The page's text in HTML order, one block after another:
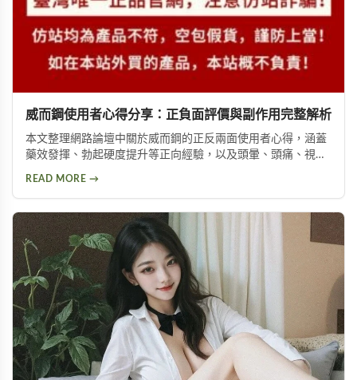
威而鋼使用者心得分享：正負面評價與副作用完整解析
本文整理網路論壇中關於威而鋼的正反兩面使用者心得，涵蓋
藥效發揮、勃起硬度提升等正向經驗，以及頭暈、頭痛、視覺
READ MORE →